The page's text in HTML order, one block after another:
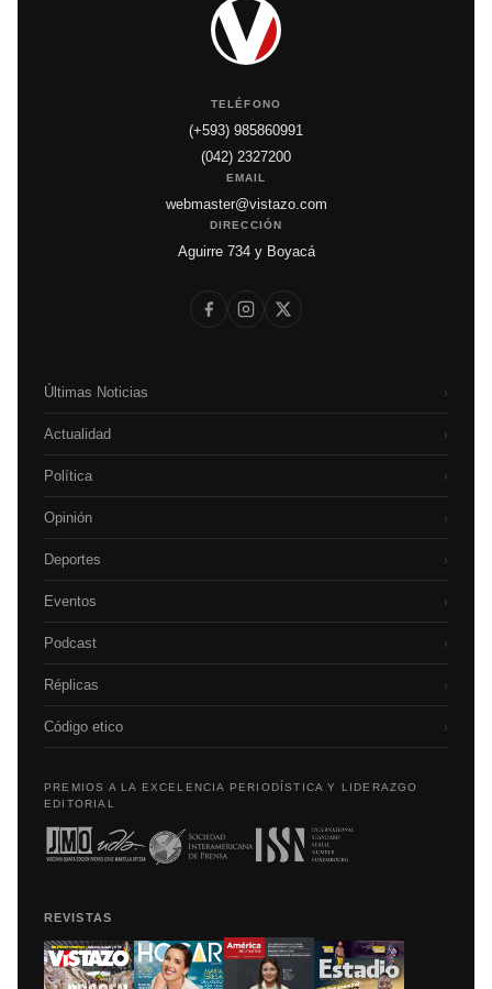
TELÉFONO
(+593) 985860991
(042) 2327200
EMAIL
webmaster@vistazo.com
DIRECCIÓN
Aguirre 734 y Boyacá
Últimas Noticias ›
Actualidad ›
Política ›
Opinión ›
Deportes ›
Eventos ›
Podcast ›
Réplicas ›
Código etico ›
PREMIOS A LA EXCELENCIA PERIODÍSTICA Y LIDERAZGO
EDITORIAL
REVISTAS